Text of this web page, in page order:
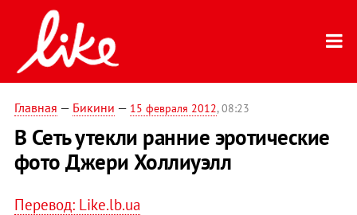
Главная — Бикини — 15 февраля 2012, 08:23
В Сеть утекли ранние эротические
фото Джери Холлиуэлл
Перевод: Like.lb.ua